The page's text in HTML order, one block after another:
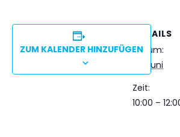
ZUM KALENDER HINZUFÜGEN
DETAILS
Datum:
22. Juni
Zeit:
10:00 –